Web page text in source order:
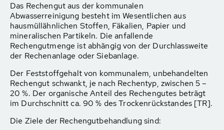
Das Rechengut aus der kommunalen
Abwasserreinigung besteht im Wesentlichen aus
hausmüllähnlichen Stoffen, Fäkalien, Papier und
mineralischen Partikeln. Die anfallende
Rechengutmenge ist abhängig von der Durchlassweite
der Rechenanlage oder Siebanlage.
Der Feststoffgehalt von kommunalem, unbehandelten
Rechengut schwankt, je nach Rechentyp, zwischen 5 –
20 %. Der organische Anteil des Rechengutes beträgt
im Durchschnitt ca. 90 % des Trockenrückstandes [TR].
Die Ziele der Rechengutbehandlung sind: